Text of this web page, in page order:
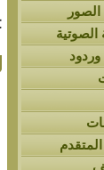
الصوتية